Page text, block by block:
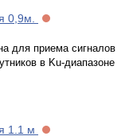
0,9м.
для приема сигналов
в Ku-диапазоне
1.1 м